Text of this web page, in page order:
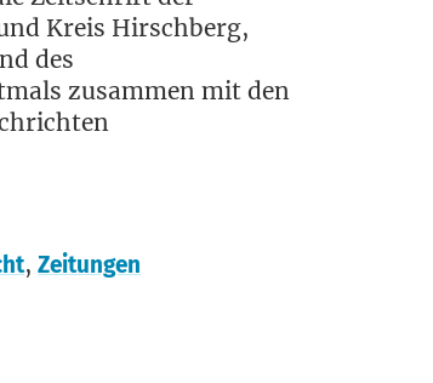
Kreis Hirschberg,
des
zusammen mit den
,Zeitungen